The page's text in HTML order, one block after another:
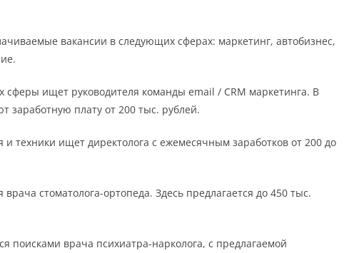
вакансии в следующих сферах: маркетинг, автобизнес,
сферы ищет руководителя команды email / CRM маркетинга. В
заработную плату от 200 тыс. рублей.
техники ищет директолога с ежемесячным заработков от 200 до
стоматолога-ортопеда. Здесь предлагается до 450 тыс.
поисками врача психиатра-нарколога, с предлагаемой